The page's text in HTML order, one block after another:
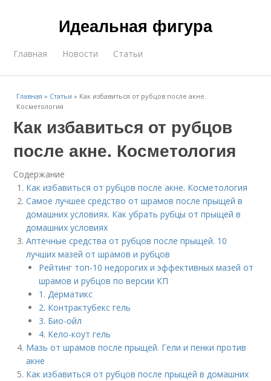
Идеальная фигура
Главная Новости Статьи
Главная » Статьи » Как избавиться от рубцов после акне.
Косметология
Как избавиться от рубцов
после акне. Косметология
Содержание
Как избавиться от рубцов после акне. Косметология
Самое лучшее средство от шрамов после прыщей в
домашних условиях. Как убрать рубцы от прыщей в
домашних условиях
Аптечные средства от рубцов после прыщей. 10
лучших мазей от шрамов и рубцов
Рейтинг топ-10 недорогих и эффективных мазей от
шрамов и рубцов по версии КП
1. Дерматикс
2. Контрактубекс гель
3. Био-ойл
4. Кело-коут гель
Мазь от шрамов после прыщей. Гели и пенки против
акне
Как избавиться от рубцов после прыщей в домашних